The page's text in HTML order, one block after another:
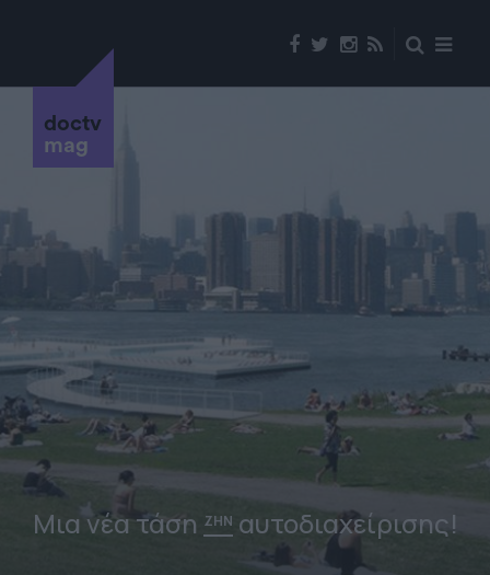
doctv
mag
Μια νέα τάση ΖΗΝ αυτοδιαχείρισης!